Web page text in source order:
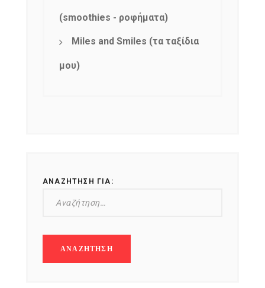
(smoothies - ροφήματα)
Miles and Smiles (τα ταξίδια
μου)
ΑΝΑΖΉΤΗΣΗ ΓΙΑ: